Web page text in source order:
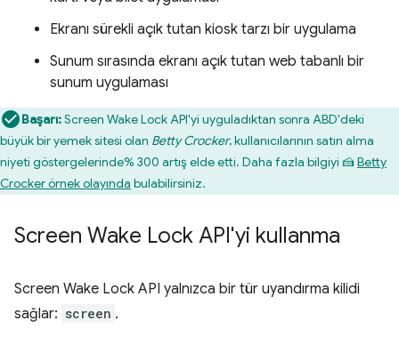
Ekranı sürekli açık tutan kiosk tarzı bir uygulama
Sunum sırasında ekranı açık tutan web tabanlı bir
sunum uygulaması
Başarı:Screen Wake Lock API'yi uyguladıktan sonra ABD'deki
büyük bir yemek sitesi olan Betty Crocker, kullanıcılarının satın alma
niyeti göstergelerinde% 300 artış elde etti. Daha fazla bilgiyi 🍰Betty
Crocker örnek olayında bulabilirsiniz.
Screen Wake Lock API'yi kullanma
Screen Wake Lock API yalnızca bir tür uyandırma kilidi
sağlar: screen .